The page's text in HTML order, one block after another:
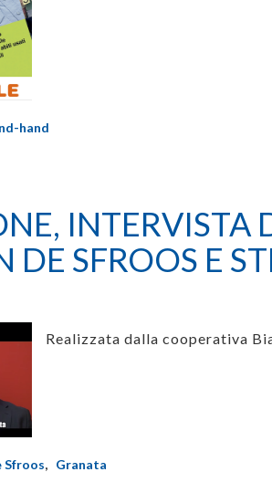
hand
INTERVISTA
DE SFROOS E
Realizzata dalla cooperativa
Sfroos, Granata